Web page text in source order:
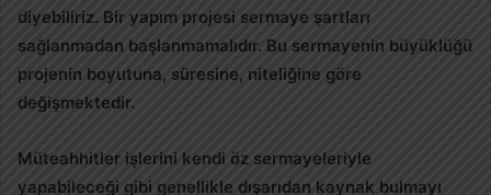
diyebiliriz. Bir yapım projesi sermaye şartları
sağlanmadan başlanmamalıdır. Bu sermayenin büyüklüğü
projenin boyutuna, süresine, niteliğine göre
değişmektedir.
Müteahhitler işlerini kendi öz sermayeleriyle
yapabileceği gibi genellikle dışarıdan kaynak bulmayı